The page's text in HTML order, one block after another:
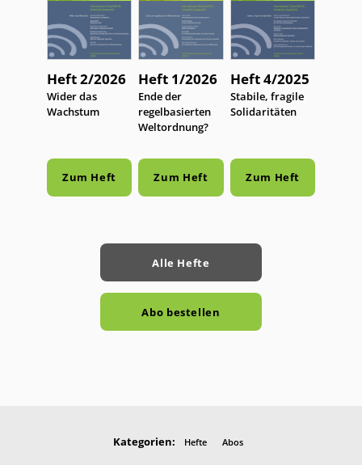
Heft 2/2026
:
Wider das
Wachstum
Zum Heft
Heft 1/2026
:
Ende der
regelbasierten
Weltordnung?
Zum Heft
Heft 4/2025
:
Stabile, fragile
Solidaritäten
Zum Heft
Alle Hefte
Abo bestellen
Kategorien: Hefte Abos